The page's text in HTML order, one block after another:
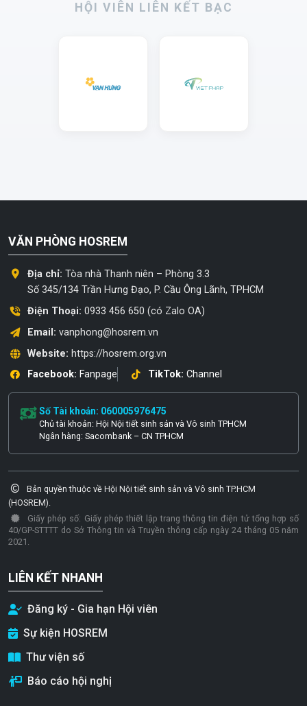
HỘI VIÊN LIÊN KẾT BẠC
VĂN PHÒNG HOSREM
Địa chỉ: Tòa nhà Thanh niên – Phòng 3.3
Số 345/134 Trần Hưng Đạo, P. Cầu Ông Lãnh, TPHCM
Điện Thoại: 0933 456 650 (có Zalo OA)
Email: vanphong@hosrem.vn
Website: https://hosrem.org.vn
Facebook: Fanpage TikTok: Channel
Số Tài khoản: 060005976475
Chủ tài khoản: Hội Nội tiết sinh sản và Vô sinh TPHCM
Ngân hàng: Sacombank – CN TPHCM
Bản quyền thuộc về Hội Nội tiết sinh sản và Vô sinh TP.HCM
(HOSREM).
Giấy phép số: Giấy phép thiết lập trang thông tin điện tử tổng hợp số
40/GP-STTTT do Sở Thông tin và Truyền thông cấp ngày 24 tháng 05 năm
2021.
LIÊN KẾT NHANH
Đăng ký - Gia hạn Hội viên
Sự kiện HOSREM
Thư viện số
Báo cáo hội nghị